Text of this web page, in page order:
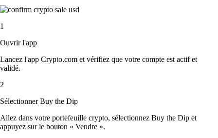
1
Ouvrir l'app
Lancez l'app Crypto.com et vérifiez que votre compte est actif et
validé.
2
Sélectionner Buy the Dip
Allez dans votre portefeuille crypto, sélectionnez Buy the Dip et
appuyez sur le bouton « Vendre ».